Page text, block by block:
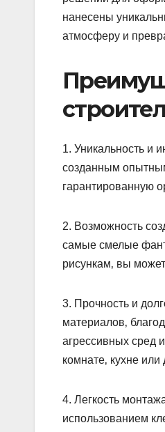
нанесены
атмосферу и
1.​ Уникальность и
созданным
гарантированную
2.​ Возможность
самые смелые
рисункам‚ вы
3. Прочность и
материалов‚
агрессивных сред
комнате‚ кухне
4.​ Легкость
использованием